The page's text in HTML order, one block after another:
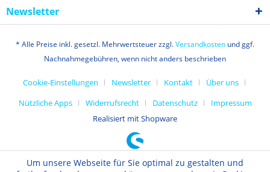
Newsletter
* Alle Preise inkl. gesetzl. Mehrwertsteuer zzgl.Versandkosten und ggf.
Nachnahmegebühren, wenn nicht anders beschrieben
Cookie-Einstellungen Newsletter Kontakt
Über uns
Nützliche Apps
Widerrufsrecht Datenschutz
Impressum
Realisiert mit Shopware
Um unsere Webseite für Sie optimal zu gestalten und